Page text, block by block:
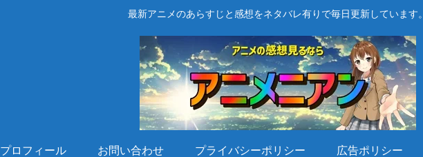
最新アニメのあらすじと感想をネタバレ有りで毎日更新しています。
プロフィール お問い合わせ プライバシーポリシー 広告ポリシー